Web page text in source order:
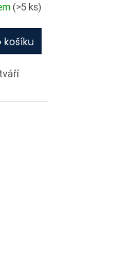
(>5 ks)
košíku